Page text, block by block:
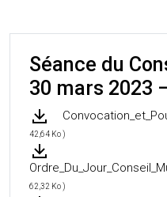
Séance du
30 mars 2023
42,64 Ko )
62,32 Ko )